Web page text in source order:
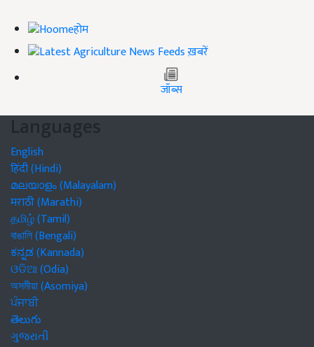
होम
ख़बरें
जॉब्स
Languages
English
हिंदी (Hindi)
മലയാളം (Malayalam)
मराठी (Marathi)
தமிழ் (Tamil)
বাঙালি (Bengali)
ಕನ್ನಡ (Kannada)
ଓଡିଆ (Odia)
অসমীয়া (Asomiya)
ਪੰਜਾਬੀ
తెలుగు
ગુજરાતી